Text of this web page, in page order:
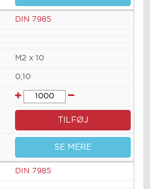
DIN 7985
M2 x 10
0,10
TILFØJ
SE MERE
DIN 7985